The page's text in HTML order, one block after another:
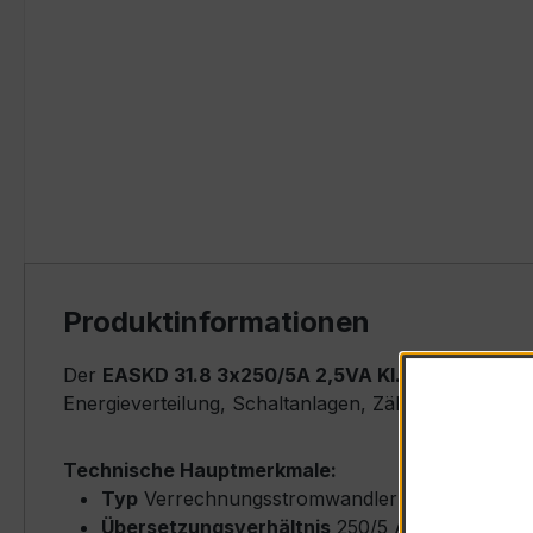
Produktinformationen
Der EASKD 31.8 3x250/5A 2,5VA Kl.0,2
ist ein
Energieverteilung, Schaltanlagen, Zählerfeldern
Technische Hauptmerkmale:
Typ Verrechnungsstromwandler (Ringkern-Typ)
Übersetzungsverhältnis 250/5 A